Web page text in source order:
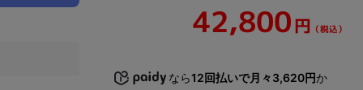
42,800円 （税込）
なら12回払いで月々3,620円か